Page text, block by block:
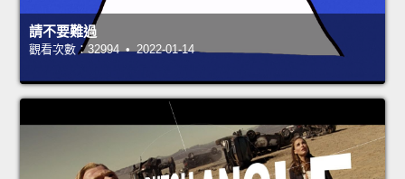
請不要難過
觀看次數：32994 • 2022-01-14